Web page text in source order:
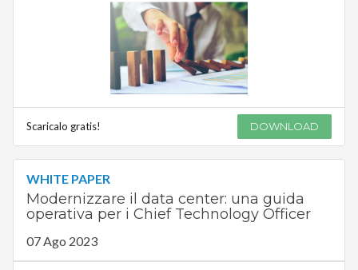
Scaricalo gratis! DOWNLOAD
WHITE PAPER
Modernizzare il data center: una guida
operativa per i Chief Technology Officer
07 Ago 2023